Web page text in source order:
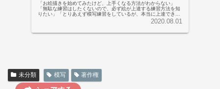
「お絵描きを始めてみたけど、上手くなる方法がわからない」
「無駄な練習はしたくないので、必ず絵が上達する練習方法を知
りたい」「とりあえず模写練習をしているが、本当に上達できる
かわからず不安…」 そんな疑問、不安をお持ちの方にお答えしま
2020.08.01
未分類 模写 著作権